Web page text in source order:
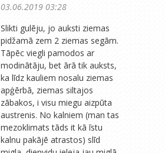
03.06.2019 03:28
Slikti gulēju, jo auksti ziemas
pidžamā zem 2 ziemas segām.
Tāpēc viegli pamodos ar
modinātāju, bet ārā tik auksts,
ka līdz kauliem nosalu ziemas
apģērbā, ziemas siltajos
zābakos, i visu miegu aizpūta
austrenis. No kalniem (man tas
mezoklimats tāds it kā īstu
kalnu pakājē atrastos) slīd